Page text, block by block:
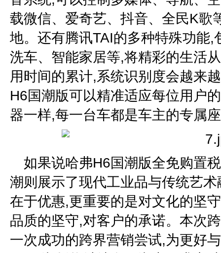
载微信、爱奇艺、抖音、全民K歌
地。还有腾讯TAI的多种特殊功能
洗车、智能家居等,将精彩的生活
用时间的累计,系统识别度会越来
H6国潮版可以精准适应每位用户
器一样,每一台车都是车主的专属
如果说哈弗H6国潮版全免购置
潮则展示了现代工业品与传统艺
在于优惠,更重要的是对文化的坚
品质的坚守,对客户的承诺。本次
一次成功的跨界营销尝试,为更好